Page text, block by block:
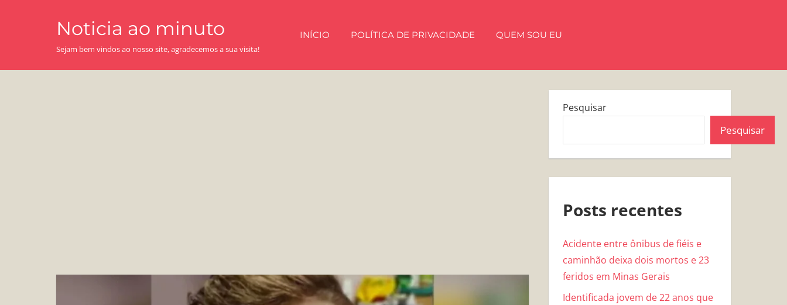
Noticia ao minuto
Sejam bem vindos ao nosso site, agradecemos a sua visita!
INÍCIO POLÍTICA DE PRIVACIDADE QUEM SOU EU
Pesquisar
Pesquisar
Posts recentes
Acidente entre ônibus de fiéis e
caminhão deixa dois mortos e 23
feridos em Minas Gerais
Identificada jovem de 22 anos que